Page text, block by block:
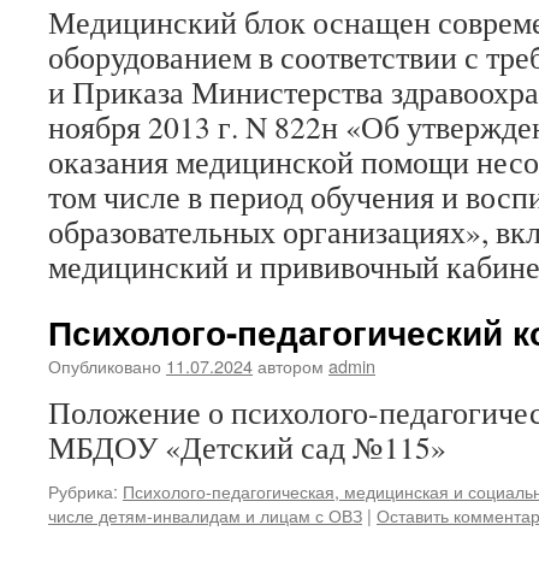
Медицинский блок оснащен
оборудованием в соответствии с
и Приказа Министерства
ноября 2013 г. N 822н «Об
оказания медицинской помощи
том числе в период обучения и
образовательных организациях»,
медицинский и прививочный
Психолого-педагогический
Опубликовано 11.07.2024автором admin
Положение о психолого-
МБДОУ «Детский сад №115»
Рубрика: Психолого-педагогическая, медицинская и
числе детям-инвалидам и лицам с ОВЗ | Оставить